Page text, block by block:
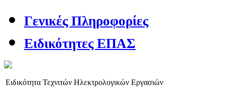
Γενικές Πληροφορίες
Ειδικότητες ΕΠΑΣ
Ειδικότητα Τεχνιτών Ηλεκτρολογικών Εργασιών